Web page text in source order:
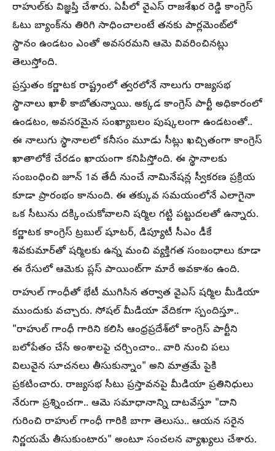
రాహుల్‌కు విజ్ఞప్తి చేశారు. ఏపీలో వైఎస్ రాజశేఖర రెడ్డి కాంగ్రెస్
ఓటు బ్యాంక్‌ను తిరిగి సాధించాలంటే తనకు పార్లమెంట్‌లో
స్థానం ఉండటం ఎంతో అవసరమని ఆమె వివరించినట్లు
తెలుస్తోంది.
ప్రస్తుతం కర్ణాటక రాష్ట్రంలో త్వరలోనే నాలుగు రాజ్యసభ
స్థానాలు ఖాళీ కాబోతున్నాయి. అక్కడ కాంగ్రెస్ పార్టీ అధికారంలో
ఉండటం, అవసరమైన సంఖ్యాబలం పుష్కలంగా ఉండటంతో..
ఈ నాలుగు స్థానాలలో కనీసం మూడు సీట్లు ఖచ్చితంగా కాంగ్రెస్
ఖాతాలోకే చేరడం ఖాయంగా కనిపిస్తోంది. ఈ స్థానాలకు
సంబంధించి జూన్ 1వ తేదీ నుంచే నామినేషన్ల స్వీకరణ ప్రక్రియ
కూడా ప్రారంభం కానుంది. ఈ తక్కువ సమయంలోనే ఎలాగైనా
ఒక సీటును దక్కించుకోవాలని షర్మిల గట్టి పట్టుదలతో ఉన్నారు.
కర్ణాటక కాంగ్రెస్ ట్రబుల్ షూటర్, డిప్యూటీ సీఎం డీకే
శివకుమార్‌తో షర్మిలకు ఉన్న మంచి వ్యక్తిగత సంబంధాలు కూడా
ఈ రేసులో ఆమెకు ప్లస్ పాయింట్‌గా మారే అవకాశం ఉంది.
రాహుల్ గాంధీతో భేటీ ముగిసిన తర్వాత వైఎస్ షర్మిల మీడియా
ముందుకు వచ్చారు. సోషల్ మీడియా వేదికగా స్పందిస్తూ..
"రాహుల్ గాంధీ గారిని కలిసి ఆంధ్రప్రదేశ్‌లో కాంగ్రెస్ పార్టీని
బలోపేతం చేసే అంశాలపై చర్చించాం.. వారి నుంచి పలు
విలువైన సూచనలు తీసుకున్నాం" అని మాత్రమే పైకి
ప్రకటించారు. రాజ్యసభ సీటు ప్రస్తావనపై మీడియా ప్రతినిధులు
నేరుగా ప్రశ్నించగా.. ఆమె సమాధానాన్ని దాటవేస్తూ "దాని
గురించి రాహుల్ గాంధీ గారికి బాగా తెలుసు.. ఆయన సరైన
నిర్ణయమే తీసుకుంటారు" అంటూ సంచలన వ్యాఖ్యలు చేశారు.